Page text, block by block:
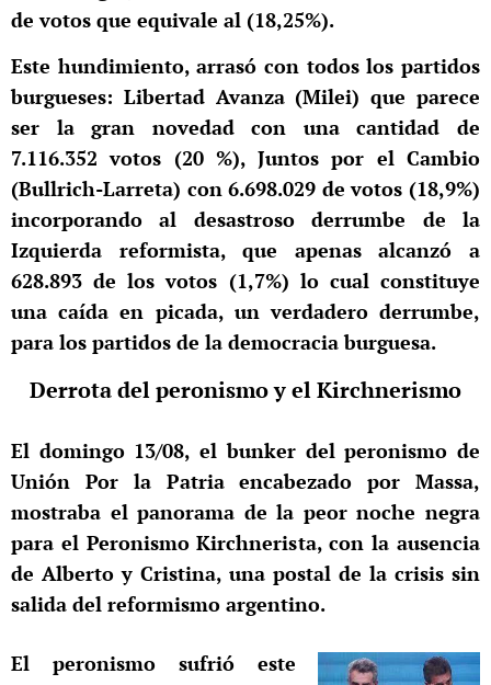
de votos que equivale al (18,25%).
Este hundimiento, arrasó con todos los partidos
burgueses: Libertad Avanza (Milei) que parece
ser la gran novedad con una cantidad de
7.116.352 votos (20 %), Juntos por el Cambio
(Bullrich-Larreta) con 6.698.029 de votos (18,9%)
incorporando al desastroso derrumbe de la
Izquierda reformista, que apenas alcanzó a
628.893 de los votos (1,7%) lo cual constituye
una caída en picada, un verdadero derrumbe,
para los partidos de la democracia burguesa.
Derrota del peronismo y el Kirchnerismo
El domingo 13/08, el bunker del peronismo de
Unión Por la Patria encabezado por Massa,
mostraba el panorama de la peor noche negra
para el Peronismo Kirchnerista, con la ausencia
de Alberto y Cristina, una postal de la crisis sin
salida del reformismo argentino.
El peronismo sufrió este